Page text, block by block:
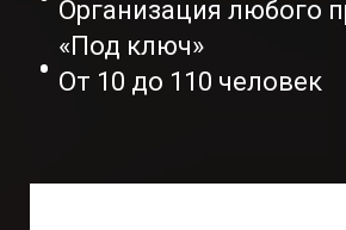
Организация любого
«Под ключ»
От 10 до 110 человек